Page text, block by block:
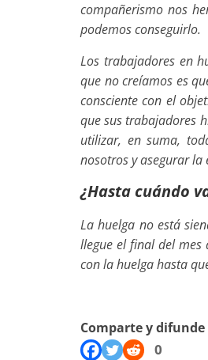
compañerismo nos
podemos conseguirlo.
Los trabajadores en
que no creíamos es
consciente con el
que sus trabajadores
utilizar, en suma,
nosotros y asegurar
¿Hasta cuándo
La huelga no está
llegue el final del mes
con la huelga hasta
Comparte y difunde
0